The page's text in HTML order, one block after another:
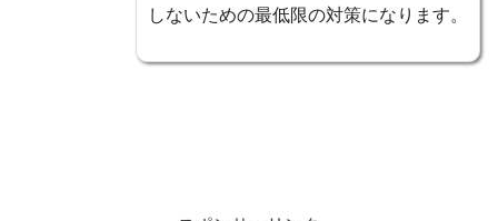
しないための最低限の対策になります。